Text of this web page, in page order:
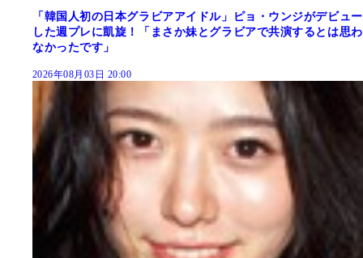
「韓国人初の日本グラビアアイドル」ピョ・ウンジがデビュー
した週プレに凱旋！「まさか妹とグラビアで共演するとは思わ
なかったです」
2026年08月03日 20:00